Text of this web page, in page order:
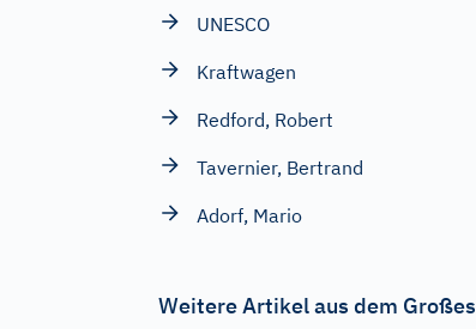
UNESCO
Kraftwagen
Redford, Robert
Tavernier, Bertrand
Adorf, Mario
Weitere Artikel aus dem Großes